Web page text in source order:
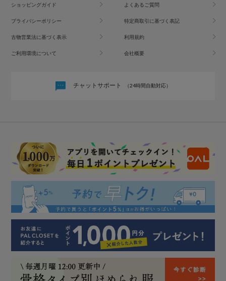
ショッピングガイド よくあるご質問
プライバシーポリシー 特定商取引に基づく表記
古物営業法に基づく表示 利用規約
ご利用環境について 会社概要
チャットサポート （24時間自動対応）